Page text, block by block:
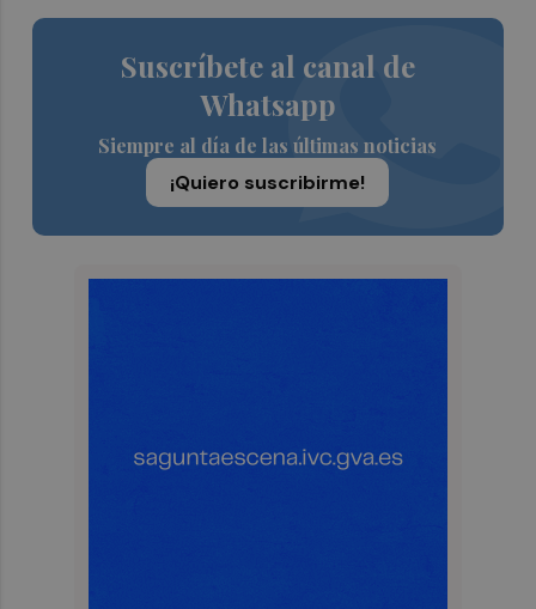
Suscríbete al canal de
Whatsapp
Siempre al día de las últimas noticias
¡Quiero suscribirme!